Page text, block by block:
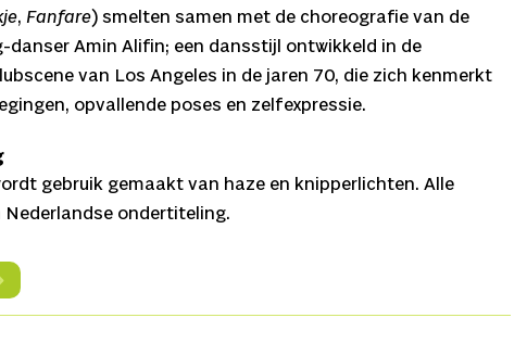
, Fanfare) smelten samen met de choreografie van de
danser Amin Alifin; een dansstijl ontwikkeld in de
van Los Angeles in de jaren 70, die zich kenmerkt
opvallende poses en zelfexpressie.
gebruik gemaakt van haze en knipperlichten. Alle
ondertiteling.